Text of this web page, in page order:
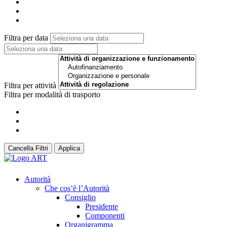
Filtra per data
Filtra per attività
Filtra per modalità di trasporto
Cancella Filtri Applica
Autorità
Che cos’è l’Autorità
Consiglio
Presidente
Componenti
Organigramma